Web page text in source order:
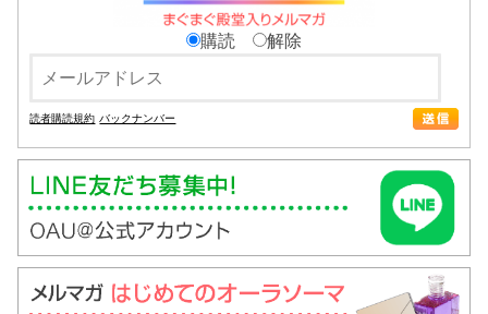
購読 解除
読者購読規約 バックナンバー